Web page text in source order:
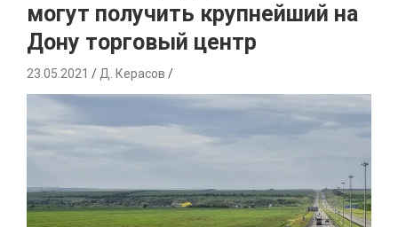
могут получить крупнейший на
Дону торговый центр
23.05.2021 Д. Керасов